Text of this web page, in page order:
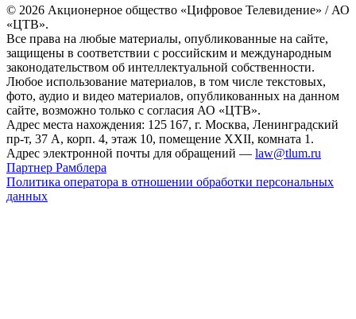
© 2026 Акционерное общество «Цифровое Телевидение» / АО
«ЦТВ».
Все права на любые материалы, опубликованные на сайте,
защищены в соответствии с российским и международным
законодательством об интеллектуальной собственности.
Любое использование материалов, в том числе текстовых,
фото, аудио и видео материалов, опубликованных на данном
сайте, возможно только с согласия АО «ЦТВ».
Адрес места нахождения: 125 167, г. Москва, Ленинградский
пр-т, 37 А, корп. 4, этаж 10, помещение XXII, комната 1.
Адрес электронной почты для обращений — law@tlum.ru
Партнер Рамблера
Политика оператора в отношении обработки персональных
данных